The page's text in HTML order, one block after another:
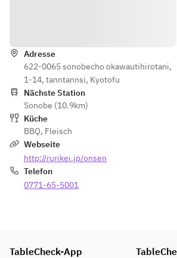
ジ
ョ/
Adresse
622-0065 sonobecho okawautihirotani,
1-14, tanntannsi, Kyotofu
Nächste Station
Sonobe (10.9km)
Küche
BBQ, Fleisch
Webseite
http://rurikei.jp/onsen
Telefon
0771-65-5001
TableCheck-App